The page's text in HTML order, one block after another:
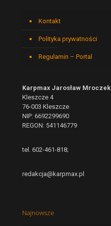
Kontakt
Polityka prywatności
Regulamin – Portal
Karpmax Jarosław Mroczek
Kleszcze 4
76-003 Kleszcze
NIP: 6692299690
REGON: 541146779
tel. 602-461-818;
redakcja@karpmax.pl
Najnowsze